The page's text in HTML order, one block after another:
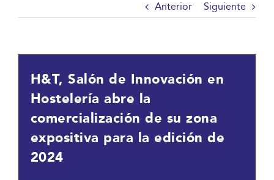
Anterior Siguiente
H&T, Salón de Innovación en
Hostelería abre la
comercialización de su zona
expositiva para la edición de
2024